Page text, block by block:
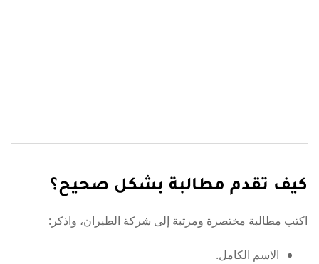
كيف تقدم مطالبة بشكل صحيح؟
اكتب مطالبة مختصرة ومرتبة إلى شركة الطيران، واذكر:
الاسم الكامل.